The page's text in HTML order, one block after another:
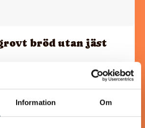
Information Om
bröd utan jäst
nyttigare och utan konstgjorda